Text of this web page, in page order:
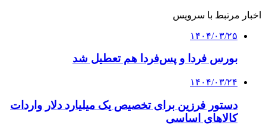
اخبار مرتبط با سرویس
۱۴۰۴/۰۳/۲۵
بورس‌ فردا و پس‌فردا هم تعطیل شد
۱۴۰۴/۰۳/۲۴
دستور فرزین برای تخصیص یک میلیارد دلار واردات
کالاهای اساسی